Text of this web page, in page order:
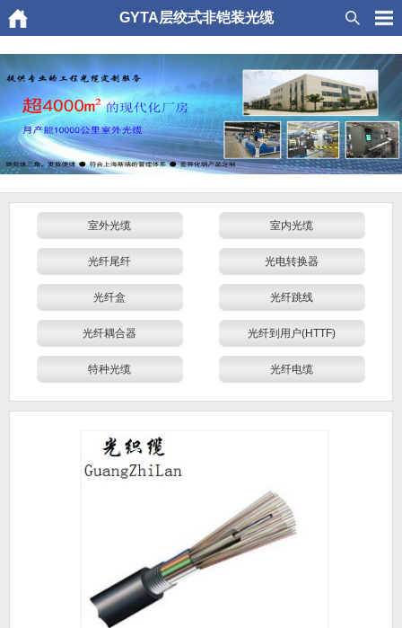
GYTA层绞式非铠装光缆
室外光缆 室内光缆
光纤尾纤 光电转换器
光纤盒 光纤跳线
光纤耦合器 光纤到用户(HTTF)
特种光缆 光纤电缆